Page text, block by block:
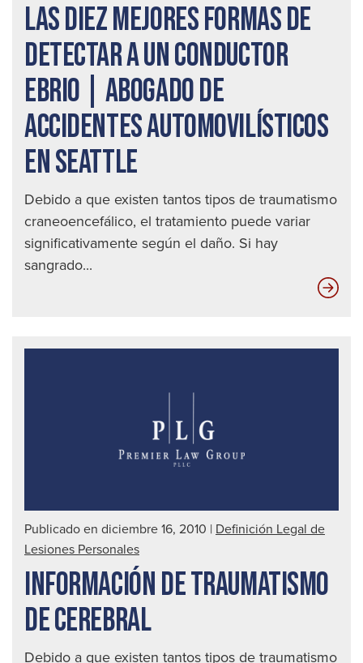
LAS DIEZ MEJORES FORMAS DE
DETECTAR A UN CONDUCTOR
EBRIO | ABOGADO DE
ACCIDENTES AUTOMOVILÍSTICOS
EN SEATTLE
Debido a que existen tantos tipos de traumatismo
craneoencefálico, el tratamiento puede variar
significativamente según el daño. Si hay
sangrado...
Las
|
Publicado en diciembre 16, 2010 | Definición Legal de
Lesiones Personales
INFORMACIÓN DE TRAUMATISMO
DE CEREBRAL
Debido a que existen tantos tipos de traumatismo